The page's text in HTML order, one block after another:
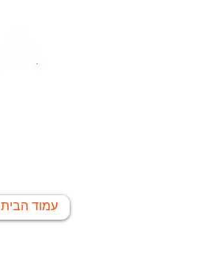
עמוד הבית